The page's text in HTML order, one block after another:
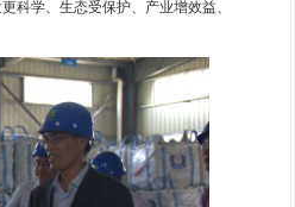
科学、生态受保护、产业增效益、